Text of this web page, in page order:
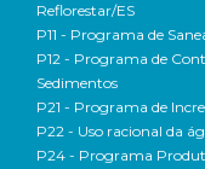
Reflorestar/ES
P11 - Programa de
P12 - Programa de
Sedimentos
P21 - Programa de
P22 - Uso racional da
P24 - Programa